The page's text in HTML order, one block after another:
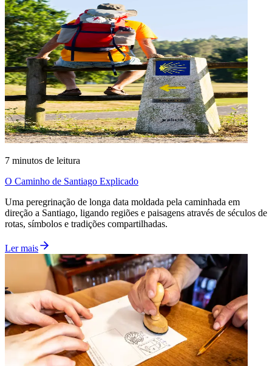
7 minutos de leitura
O Caminho de Santiago Explicado
Uma peregrinação de longa data moldada pela caminhada em
direção a Santiago, ligando regiões e paisagens através de séculos de
rotas, símbolos e tradições compartilhadas.
Ler mais